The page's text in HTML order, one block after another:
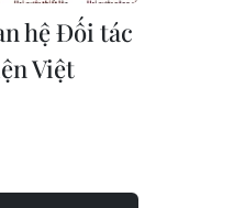
hệ Đối tác
Việt